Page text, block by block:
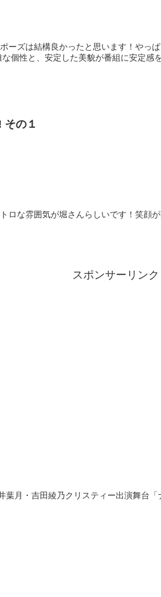
ーズは結構良かったと思います！やっ
個性と、安定した美貌が番組に安定感
その１
ロな雰囲気が堀さんらしいです！笑顔
スポンサーリンク
葉月・吉田綾乃クリスティー出演舞台「